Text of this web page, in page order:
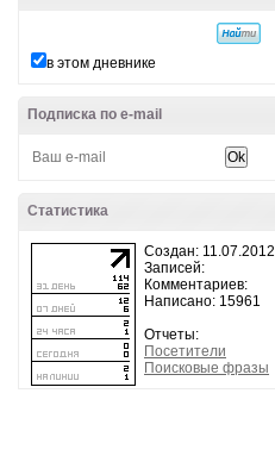
в этом дневнике
Подписка по e-mail
Статистика
Создан: 11.07.2012
Записей:
Комментариев:
Написано: 15961
Отчеты:
Посетители
Поисковые фразы